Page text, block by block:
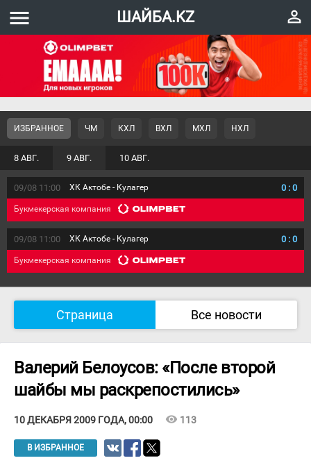
menu ШАЙБА.KZ perm_identity
8 АВГ. 9 АВГ. 10 АВГ.
ИЗБРАННОЕ ЧМ КХЛ ВХЛ МХЛ НХЛ
09/08 11:00 ХК Актобе - Кулагер 0 : 0
Букмекерская компания
09/08 11:00 ХК Актобе - Кулагер 0 : 0
Букмекерская компания
Страница Все новости
Валерий Белоусов: «После второй
шайбы мы раскрепостились»
10 ДЕКАБРЯ 2009 ГОДА, 00:00 visibility 113
В ИЗБРАННОЕ